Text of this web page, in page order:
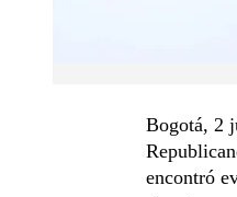
Bogotá, 2
encontró